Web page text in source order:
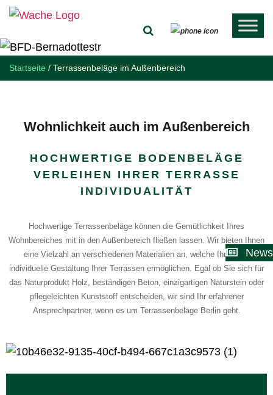
Startseite / Terrassenbeläge im Außenbereich
Wohnlichkeit auch im Außenbereich
HOCHWERTIGE BODENBELÄGE
VERLEIHEN IHRER TERRASSE
INDIVIDUALITÄT
Hochwertige Terrassenbeläge können die Gemütlichkeit Ihres
Wohnbereiches mit in den Außenbereich fließen lassen. Wir bieten Ihnen
eine Vielzahl an verschiedenen Materialien an, welche Ihnen die
individuelle Gestaltung Ihrer Terrassen ermöglichen. Egal ob Sie sich für
das Naturprodukt Holz, beständigen Beton, einzigartigen Naturstein oder
pflegeleichten Kunststoff entscheiden, wir sind Ihr erfahrener
Ansprechpartner, wenn es um Terrassenbeläge Berlin geht.
News